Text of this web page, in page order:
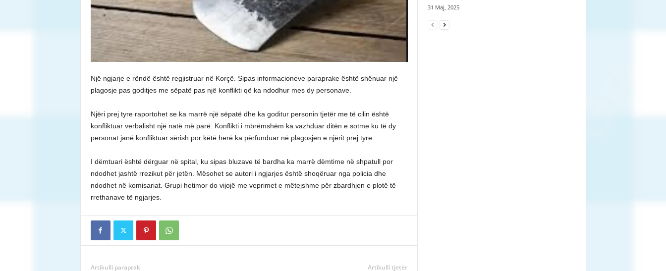
Një ngjarje e rëndë është regjistruar në Korçë. Sipas informacioneve paraprake është shënuar një
plagosje pas goditjes me sëpatë pas një konflikti që ka ndodhur mes dy personave.
Njëri prej tyre raportohet se ka marrë një sëpatë dhe ka goditur personin tjetër me të cilin është
konfliktuar verbalisht një natë më parë. Konflikti i mbrëmshëm ka vazhduar ditën e sotme ku të dy
personat janë konfliktuar sërish por këtë herë ka përfunduar në plagosjen e njërit prej tyre.
I dëmtuari është dërguar në spital, ku sipas bluzave të bardha ka marrë dëmtime në shpatull por
ndodhet jashtë rrezikut për jetën. Mësohet se autori i ngjarjes është shoqëruar nga policia dhe
ndodhet në komisariat. Grupi hetimor do vijojë me veprimet e mëtejshme për zbardhjen e plotë të
rrethanave të ngjarjes.
Artikulli paraprak Artikulli tjetër
31 Maj, 2025